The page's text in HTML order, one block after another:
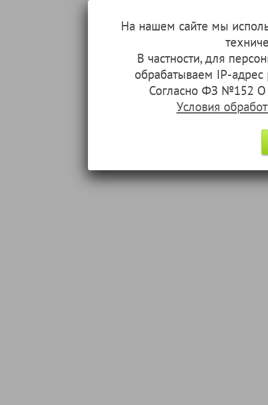
На нашем сайте мы
В частности, для
обрабатываем IP-
Согласно ФЗ №152 О
Условия